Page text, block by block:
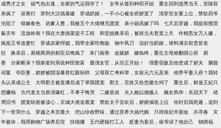
成秀才之女
福气包出逃，全家的气运我夺了！ 女帝从签到种田开始
重生回到选秀当天，安陵容
杀疯了
误青灯 穿到大汉搞基建 穿成奶娘，一不小心被全府娇宠了
清穿宫女要上位，禁欲四爷
沦陷了
错嫁春色 劝爹入赘，我被五个大佬继兄团宠 表小姐高嫁了吗
七天后穿越，我提前囤货
躲灾年
流放岭南？我在大唐搞菜篮子工程 和堂姐换亲后，被状元夫君宠上天
作精恶女万人嫌，
疯批王爷追妻忙
穿成农家悍媳，我带全家吃饱饭 袖中凤刃
说好当奶娘，谁料满京权贵皆发
狂
换亲后，肩祧两房的权臣后悔疯了 朱门画骨 金媒娇 嫁纨绔，重生主母掀翻国公府
厨
香
分家断亲？我靠签到系统种田致富 最强女官，从坊正开始！ 强娶宿敌后他变成了娇夫
胭脂
词案
夺臣妻，娇娇被阴湿暴君红眼轻哄 父母双亡考科举，女状元六元及第
他带平妻入府？我转
头认亲成公主
大明郡主被直播后成了举国团宠 郡主，百姓又给您建生祠了
重生后，财迷王妃只
想赚钱
古代老太当群演爆红，不孝子悔哭 二嫁皇叔 夫人她以德服人 嫡女风华：名冠天下
靖
周旧书
团宠幼崽被读心，京城大佬追着宠 禁欲太子尝欢后，娇娇揣崽上位
你封后我死遁，追到
下一世哭什么
穿越之本宫最大 挖山珍收野味，通过异界大搞代购 只得徐妃半面妆 共寻春
灾
年被休，我用购物广场养后宫
扶细腰 五代硬核打工人 贬妻为妾后，侯爷绿了他自己 锦绣福